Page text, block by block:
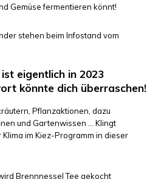
Gemüse fermentieren könnt!
eigentlich in 2023
könnte dich überraschen!
Pflanzaktionen, dazu
und Gartenwissen ... Klingt
im Kiez-Programm in dieser